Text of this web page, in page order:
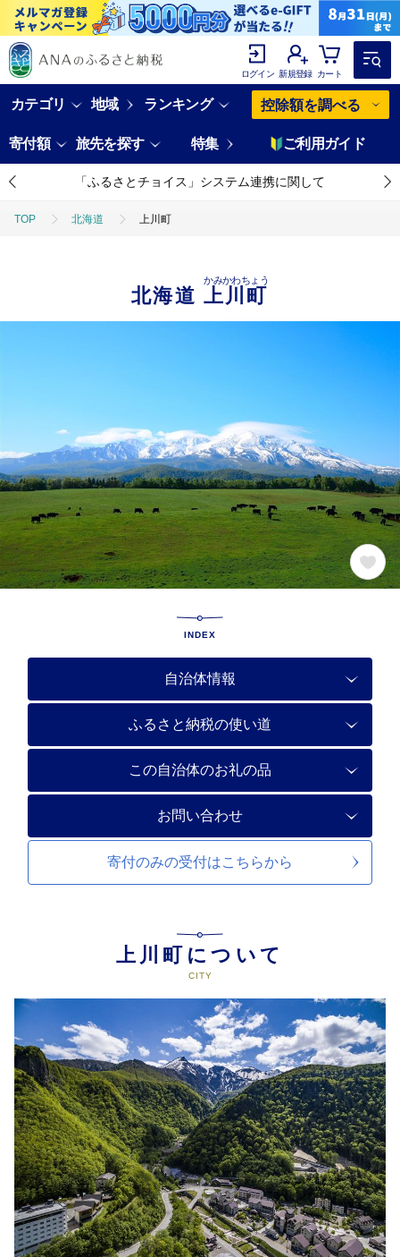
ログイン 新規登録 カート
カテゴリ 地域 ランキング 控除額を調べる
寄付額 旅先を探す 特集 ご利用ガイド
「ふるさとチョイス」システム連携に関して
TOP 北海道 上川町
北海道上川町
かみかわちょう
INDEX
自治体情報
ふるさと納税の使い道
この自治体のお礼の品
お問い合わせ
寄付のみの受付はこちらから
上川町について